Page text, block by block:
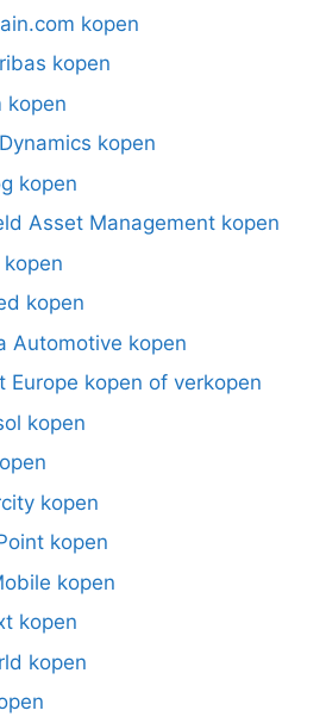
kopen
kopen
kopen
kopen
kopen
Asset Management kopen
kopen
Automotive kopen
Europe kopen of verkopen
kopen
kopen
kopen
kopen
kopen
kopen